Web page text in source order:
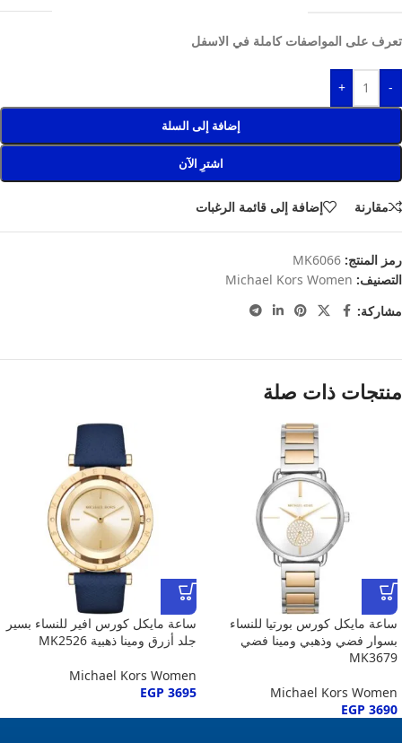
تعرف على المواصفات كاملة في الاسفل
-
+
إضافة إلى السلة
اشترِ الآن
مقارنة إضافة إلى قائمة الرغبات
رمز المنتج: MK6066
التصنيف: Michael Kors Women
مشاركة:
منتجات ذات صلة
ساعة مايكل كورس بورتيا للنساء
بسوار فضي وذهبي ومينا فضي
MK3679
Michael Kors Women
EGP 3690
ساعة مايكل كورس افير للنساء بسير
جلد أزرق ومينا ذهبية MK2526
Michael Kors Women
EGP 3695